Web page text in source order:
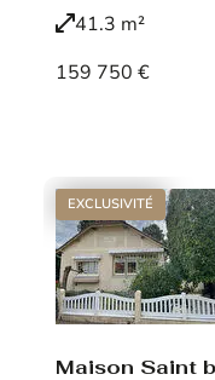
41.3 m²
159 750 €
EXCLUSIVITÉ
Maison Saint